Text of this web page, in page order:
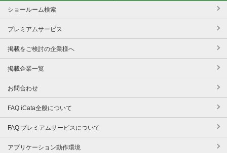
ショールーム検索
プレミアムサービス
掲載をご検討の企業様へ
掲載企業一覧
お問合わせ
FAQ iCata全般について
FAQ プレミアムサービスについて
アプリケーション動作環境